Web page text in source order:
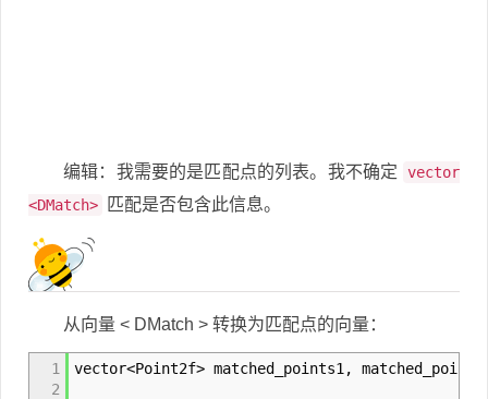
编辑：我需要的是匹配点的列表。我不确定
vector
<DMatch>
匹配是否包含此信息。
从向量 < DMatch > 转换为匹配点的向量：
1
2
vector<Point2f> matched_points1,